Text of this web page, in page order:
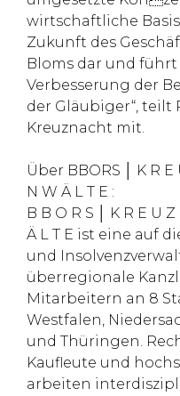
wirtschaftliche
Zukunft des
Bloms dar und
Verbesserung der
der Gläubiger“, teilt
Kreuznacht mit.
Über BBORS │ K R E
N W Ä L T E :
B B O R S │ K R E U
Ä L T E ist eine auf
und
überregionale
Mitarbeitern an 8
Westfalen,
und Thüringen.
Kaufleute und
arbeiten